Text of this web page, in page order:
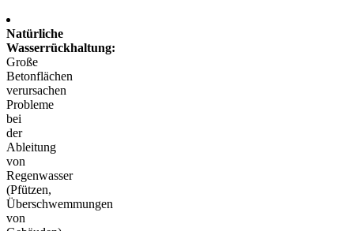
Natürliche
Wasserrückhaltung:
Große
Betonflächen
verursachen
Probleme
bei
der
Ableitung
von
Regenwasser
(Pfützen,
Überschwemmungen
von